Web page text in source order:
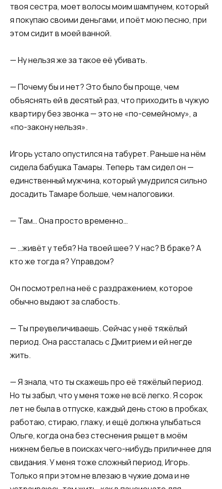
твоя сестра, моет волосы моим шампунем, который
я покупаю своими деньгами, и поёт мою песню, при
этом сидит в моей ванной.
— Ну нельзя же за такое её убивать.
— Почему бы и нет? Это было бы проще, чем
объяснять ей в десятый раз, что приходить в чужую
квартиру без звонка — это не «по-семейному», а
«по-закону нельзя».
Игорь устало опустился на табурет. Раньше на нём
сидела бабушка Тамары. Теперь там сидел он —
единственный мужчина, который умудрился сильно
досадить Тамаре больше, чем налоговики.
— Там… Она просто временно…
— …живёт у тебя? На твоей шее? У нас? В браке? А
кто же тогда я? Управдом?
Он посмотрел на неё с раздражением, которое
обычно выдают за слабость.
— Ты преувеличиваешь. Сейчас у неё тяжёлый
период. Она рассталась с Дмитрием и ей негде
жить.
— Я знала, что ты скажешь про её тяжёлый период.
Но ты забыл, что у меня тоже не всё легко. Я сорок
лет не была в отпуске, каждый день стою в пробках,
работаю, стираю, глажу, и ещё должна улыбаться
Ольге, когда она без стеснения рыщет в моём
нижнем белье в поисках чего-нибудь приличнее для
свидания. У меня тоже сложный период, Игорь.
Только я при этом не влезаю в чужие дома и не